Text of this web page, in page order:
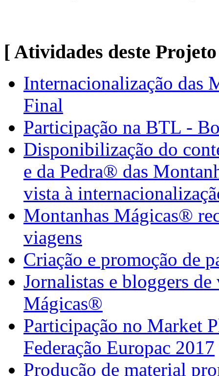
[ Atividades deste
Internacionalização das
Final
Participação na BTL -
Disponibilização do
e da Pedra® das
vista à
Montanhas Mágicas®
viagens
Criação e promoção de
Jornalistas e bloggers
Mágicas®
Participação no Market
Federação Europac 2017
Produção de material